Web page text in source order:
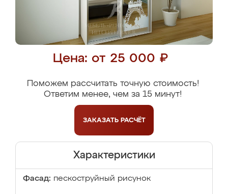
Цена: от 25 000 ₽
Поможем рассчитать точную стоимость!
Ответим менее, чем за 15 минут!
ЗАКАЗАТЬ РАСЧЁТ
Характеристики
Фасад: пескоструйный рисунок